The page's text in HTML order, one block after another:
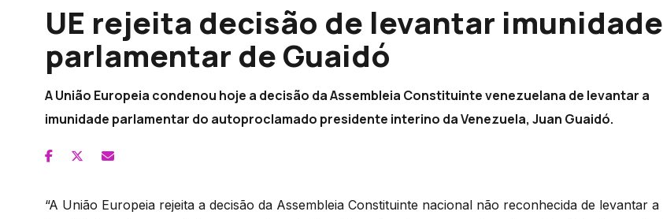
UE rejeita decisão de levantar imunidade
parlamentar de Guaidó
A União Europeia condenou hoje a decisão da Assembleia Constituinte venezuelana de levantar a
imunidade parlamentar do autoproclamado presidente interino da Venezuela, Juan Guaidó.
“A União Europeia rejeita a decisão da Assembleia Constituinte nacional não reconhecida de levantar a